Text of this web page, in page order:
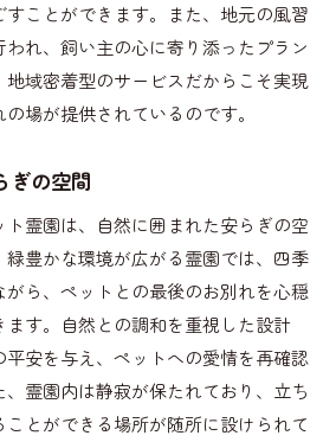
すことができます。また、地元の風習
れ、飼い主の心に寄り添ったプラン
域密着型のサービスだからこそ実現
場が提供されているのです。
ぎの空間
霊園は、自然に囲まれた安らぎの空
豊かな環境が広がる霊園では、四季
ら、ペットとの最後のお別れを心穏
す。自然との調和を重視した設計
平安を与え、ペットへの愛情を再確認
、霊園内は静寂が保たれており、立ち
ことができる場所が随所に設けられて